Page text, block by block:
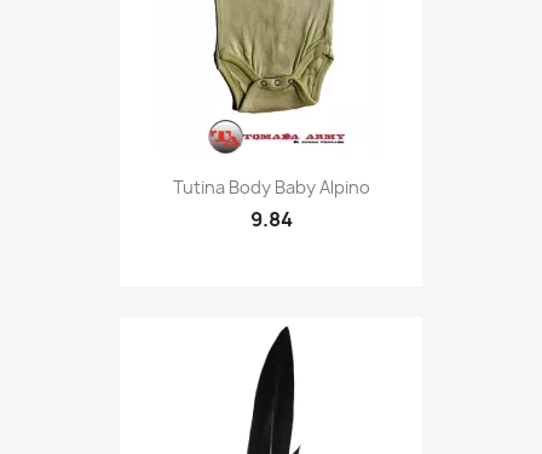
Quick view
Tutina Body Baby Alpino
9.84